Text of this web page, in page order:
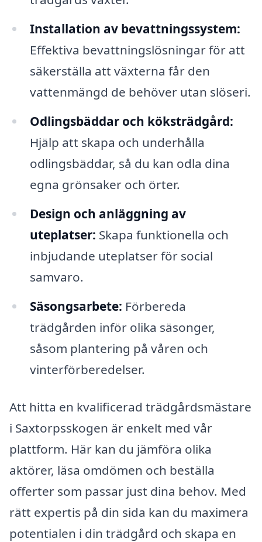
Installation av bevattningssystem:
Effektiva bevattningslösningar för att
säkerställa att växterna får den
vattenmängd de behöver utan slöseri.
Odlingsbäddar och köksträdgård:
Hjälp att skapa och underhålla
odlingsbäddar, så du kan odla dina
egna grönsaker och örter.
Design och anläggning av
uteplatser: Skapa funktionella och
inbjudande uteplatser för social
samvaro.
Säsongsarbete: Förbereda
trädgården inför olika säsonger,
såsom plantering på våren och
vinterförberedelser.
Att hitta en kvalificerad trädgårdsmästare
i Saxtorpsskogen är enkelt med vår
plattform. Här kan du jämföra olika
aktörer, läsa omdömen och beställa
offerter som passar just dina behov. Med
rätt expertis på din sida kan du maximera
potentialen i din trädgård och skapa en